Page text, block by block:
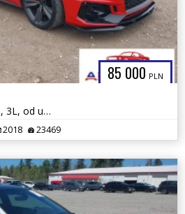
85 000 PLN
2018r., 3.0t Premium Plus, 3L, od ubezpieczalni
2018 23469